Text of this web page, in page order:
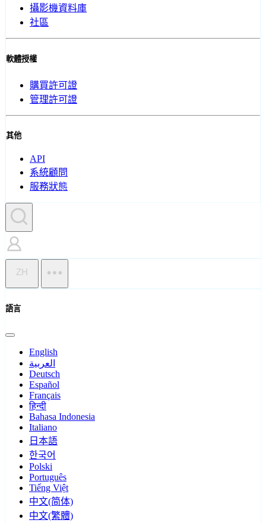
攝影機資料庫
社區
軟體授權
購買許可證
管理許可證
其他
API
系統顧問
服務狀態
ZH
語言
English
العربية
Deutsch
Español
Français
हिन्दी
Bahasa Indonesia
Italiano
日本語
한국어
Polski
Português
Tiếng Việt
中文(简体)
中文(繁體)